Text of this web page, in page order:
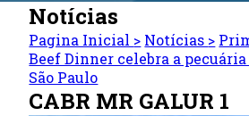
Notícias
Pagina Inicial > Notícias >
Beef Dinner celebra a
São Paulo
CABR MR GALUR 1